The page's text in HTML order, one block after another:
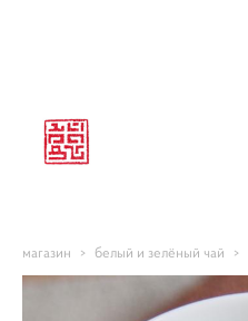
магазин > белый и зелёный чай >